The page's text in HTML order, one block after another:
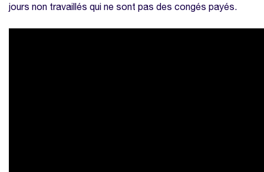
jours non travaillés qui ne sont pas des congés payés.